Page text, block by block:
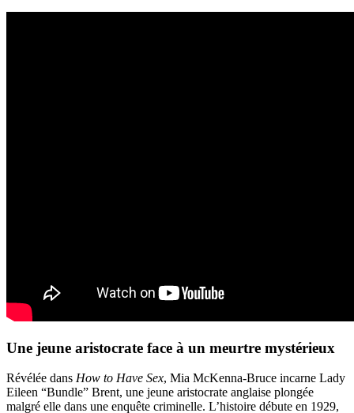
Une jeune aristocrate face à un meurtre mystérieux
Révélée dans How to Have Sex, Mia McKenna-Bruce incarne Lady
Eileen “Bundle” Brent, une jeune aristocrate anglaise plongée
malgré elle dans une enquête criminelle. L’histoire débute en 1929,